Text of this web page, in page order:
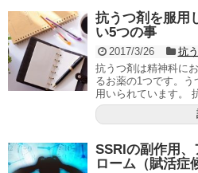
抗うつ剤を服用
い5つの事
2017/3/26
抗
抗うつ剤は精神科に
るお薬の1つです。
用いられています。
SSRIの副作用
ローム（賦活症